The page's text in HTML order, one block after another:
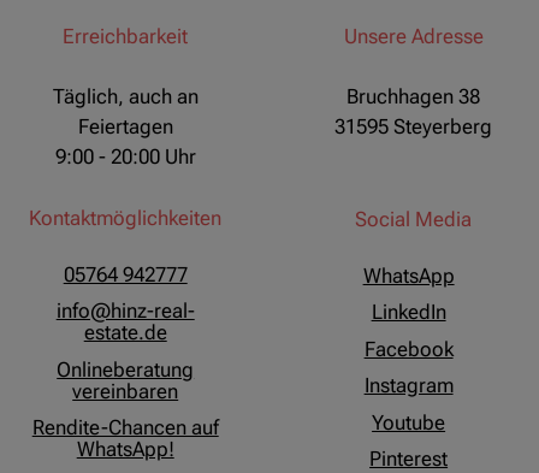
Erreichbarkeit
Täglich, auch an
Feiertagen
9:00 - 20:00 Uhr
Kontaktmöglichkeiten
05764 942777
info@hinz-real-
estate.de
Onlineberatung
vereinbaren
Rendite-Chancen auf
WhatsApp!
Unsere Adresse
Bruchhagen 38
31595 Steyerberg
Social Media
WhatsApp
LinkedIn
Facebook
Instagram
Youtube
Pinterest